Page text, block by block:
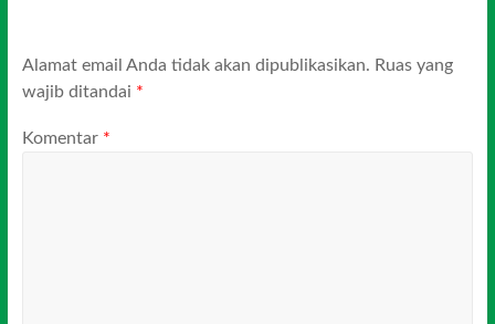
Alamat email Anda tidak akan dipublikasikan. Ruas yang
wajib ditandai *
Komentar *